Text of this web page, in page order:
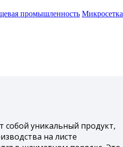
промышленность Микросетка
собой уникальный продукт,
на листе